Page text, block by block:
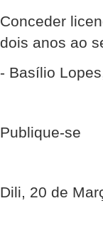
Conceder
dois anos ao
- Basílio
Publique-se
Dili, 20 de